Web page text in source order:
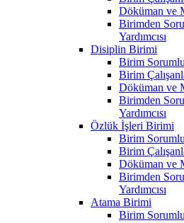
Döküman ve
Birimden
Yardımcısı
Disiplin Birimi
Birim
Birim
Döküman ve
Birimden
Yardımcısı
Özlük İşleri Birimi
Birim
Birim
Döküman ve
Birimden
Yardımcısı
Atama Birimi
Birim